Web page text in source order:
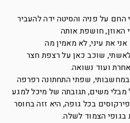
על פניה והסיטה ידה להעביר
חושפת אותה
את עיני, לא מאמין מה
לאשתי, שוכב כאן על רצפת חצר
ועוד נשואה.
שפתי התחתונה רפרפה
מבלי משים, תגובתה של מיכל למגע
בכל גופה, היא זזה בחוסר
הצמוד לשלה.